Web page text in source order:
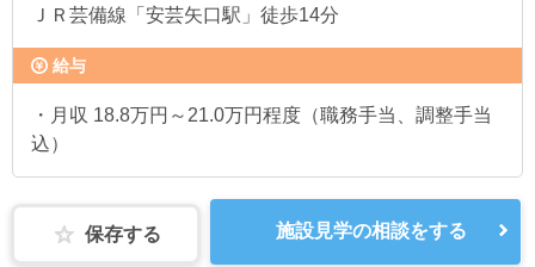
ＪＲ芸備線「安芸矢口駅」徒歩14分
給与
・月収 18.8万円～21.0万円程度（職務手当、調整手当
込）
保存する 施設見学の相談をする